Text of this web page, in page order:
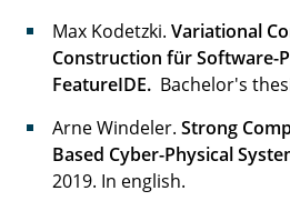
Max Kodetzki. Variational
Construction für
FeatureIDE. Bachelor's
Arne Windeler. Strong
Based Cyber-Physical
2019. In english.